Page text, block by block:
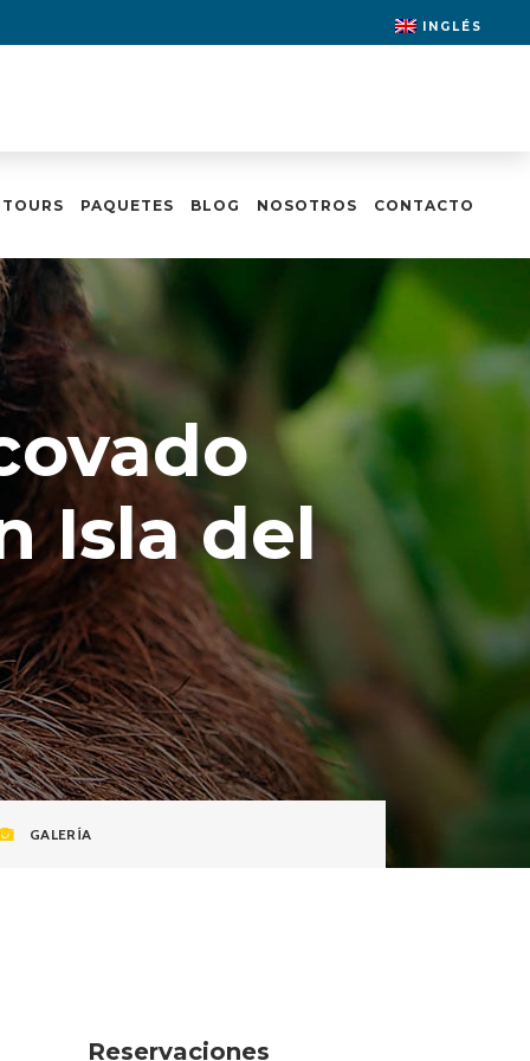
INGLÉS
PAQUETES BLOG NOSOTROS CONTACTO
Isla del
GALERÍA
Reservaciones